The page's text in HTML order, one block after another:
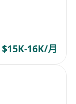
$15K-16K/月